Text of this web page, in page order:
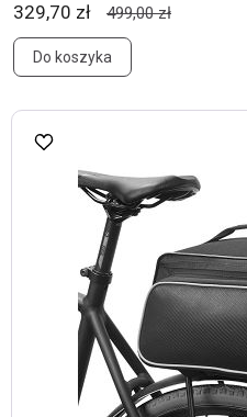
329,70 zł 499,00 zł
Do koszyka